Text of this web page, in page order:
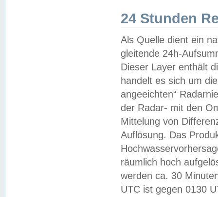
24 Stunden
Als Quelle dient ein
gleitende 24h-
Dieser Layer enthält
handelt es sich um
angeeichten“
der Radar- mit den
Mittelung von
Auflösung. Das
räumlich hoch
werden ca. 30
UTC ist gegen 0130